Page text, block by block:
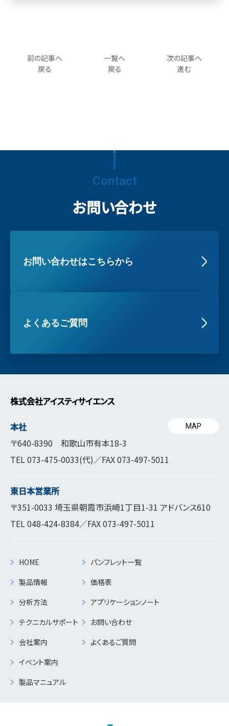
一覧へ
戻る
前の記事へ
戻る
次の記事へ
進む
Contact
お問い合わせ
お問い合わせはこちらから
よくあるご質問
株式会社アイスティサイエンス
本社
〒640-8390 和歌山市有本18-3
TEL 073-475-0033(代)／FAX 073-497-5011
MAP
東日本営業所
〒351-0033 埼玉県朝霞市浜崎1丁目1-31 アドバンス610
TEL 048-424-8384／FAX 073-497-5011
HOME
製品情報
分析方法
テクニカルサポート
会社案内
イベント案内
製品マニュアル
パンフレット一覧
価格表
アプリケーションノート
お問い合わせ
よくあるご質問